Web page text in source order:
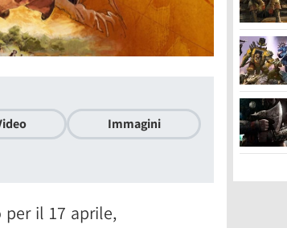
Immagini
per il 17 aprile,